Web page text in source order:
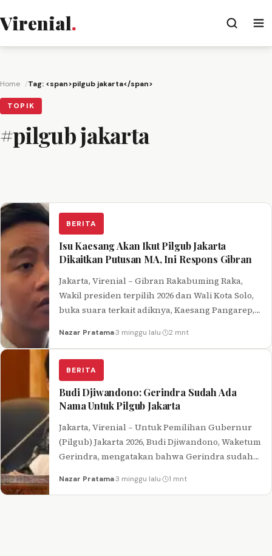
Virenial.
Home Tag: <span>pilgub jakarta</span>
TOPIK
#pilgub jakarta
BERITA
Isu Kaesang Akan Ikut Pilgub Jakarta
Dikaitkan Putusan MA, Ini Respons Gibran
Jakarta, Virenial – Gibran Rakabuming Raka,
Wakil presiden terpilih 2026 dan Wali Kota Solo,
buka suara terkait adiknya, Kaesang Pangarep,
Nazar Pratama·3 minggu lalu· 2 mnt
BERITA
Budi Djiwandono: Gerindra Sudah Ada
Nama Untuk Pilgub Jakarta
Jakarta, Virenial – Untuk Pemilihan Gubernur
(Pilgub) Jakarta 2026, Budi Djiwandono, Waketum
Gerindra, mengatakan bahwa Gerindra sudah
Nazar Pratama·3 minggu lalu· 1 mnt